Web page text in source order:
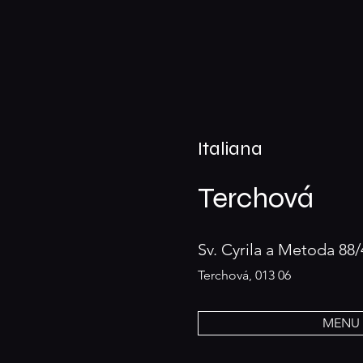
Italiana
Terchová
Sv. Cyrila a Metoda
Terchová, 013 06
MENU